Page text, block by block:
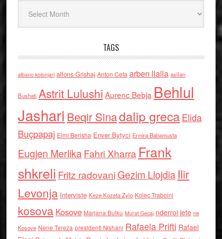
TAGS
albano kolonjari alfons Grishaj Anton Cefa arben llalla asllan
Bushati Astrit Lulushi Aurenc Bebja Behlul
Jashari Beqir Sinadalip grecaElida
Buçpapaj Elmi Berisha Enver Bytyci Ermira Babamusta
Eugjen MerlikaFahri Xharra Frank
shkreli Fritz radovaniGezim Llojdia Ilir
Levonja Interviste Keze Kozeta Zylo Kolec Traboini
kosova Kosove Marjana Bulku Murat Gecaj nderroi jete ne
Kosove Nene Tereza presidenti Nishani Rafaela Prifti Rafael